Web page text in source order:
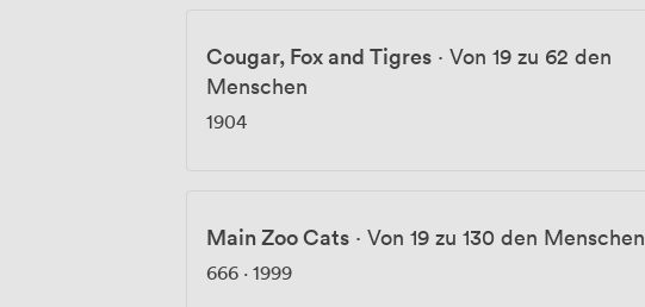
Cougar, Fox and Tigres · Von 19 zu 62 den
Menschen
1904
Main Zoo Cats · Von 19 zu 130 den Menschen
666 · 1999